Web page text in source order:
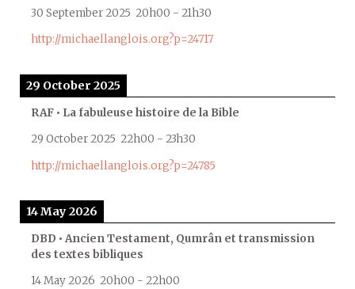
30 September 2025 20h00 - 21h30
http://michaellanglois.org?p=24717
29 October 2025
RAF • La fabuleuse histoire de la Bible
29 October 2025 22h00 - 23h30
http://michaellanglois.org?p=24785
14 May 2026
DBD • Ancien Testament, Qumrân et transmission
des textes bibliques
14 May 2026 20h00 - 22h00